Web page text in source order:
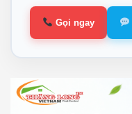
Gọi ngay